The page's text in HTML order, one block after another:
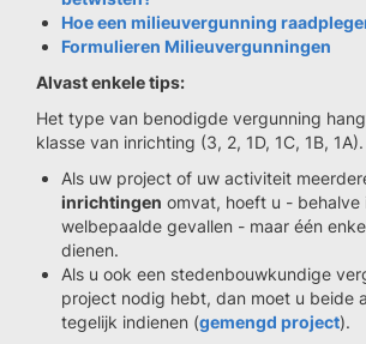
Hoe een milieuvergunning
Formulieren Milieuvergunningen
Alvast enkele tips:
Het type van benodigde vergunning
klasse van inrichting (3, 2, 1D, 1C, 1B, 1A).
Als uw project of uw activiteit
inrichtingen omvat, hoeft u - behalve
welbepaalde gevallen - maar één
dienen.
Als u ook een stedenbouwkundige
project nodig hebt, dan moet u beide
tegelijk indienen (gemengd project).